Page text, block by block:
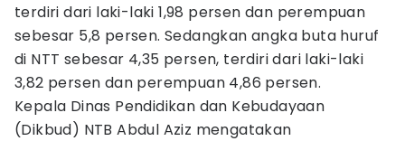
terdiri dari laki-laki 1,98 persen dan perempuan
sebesar 5,8 persen. Sedangkan angka buta huruf
di NTT sebesar 4,35 persen, terdiri dari laki-laki
3,82 persen dan perempuan 4,86 persen.
Kepala Dinas Pendidikan dan Kebudayaan
(Dikbud) NTB Abdul Aziz mengatakan